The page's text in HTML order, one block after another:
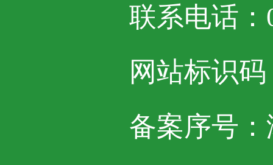
联系电话
网站标识码
备案序号：